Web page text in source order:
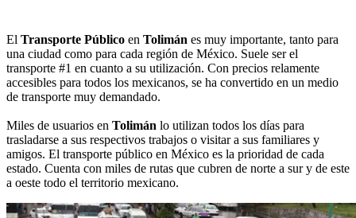
El Transporte Público en Tolimán es muy importante, tanto para
una ciudad como para cada región de México. Suele ser el
transporte #1 en cuanto a su utilización. Con precios relamente
accesibles para todos los mexicanos, se ha convertido en un medio
de transporte muy demandado.
Miles de usuarios en Tolimán lo utilizan todos los días para
trasladarse a sus respectivos trabajos o visitar a sus familiares y
amigos. El transporte público en México es la prioridad de cada
estado. Cuenta con miles de rutas que cubren de norte a sur y de este
a oeste todo el territorio mexicano.